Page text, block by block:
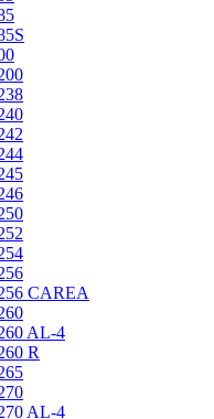
CAREA
AL-4
R
AL-4